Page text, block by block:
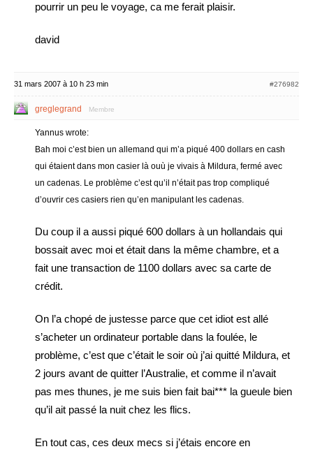
pourrir un peu le voyage, ca me ferait plaisir.
david
31 mars 2007 à 10 h 23 min #276982
greglegrand Membre
Yannus wrote:
Bah moi c’est bien un allemand qui m’a piqué 400 dollars en cash
qui étaient dans mon casier là ouù je vivais à Mildura, fermé avec
un cadenas. Le problème c’est qu’il n’était pas trop compliqué
d’ouvrir ces casiers rien qu’en manipulant les cadenas.
Du coup il a aussi piqué 600 dollars à un hollandais qui
bossait avec moi et était dans la même chambre, et a
fait une transaction de 1100 dollars avec sa carte de
crédit.
On l’a chopé de justesse parce que cet idiot est allé
s’acheter un ordinateur portable dans la foulée, le
problème, c’est que c’était le soir où j’ai quitté Mildura, et
2 jours avant de quitter l’Australie, et comme il n’avait
pas mes thunes, je me suis bien fait bai*** la gueule bien
qu’il ait passé la nuit chez les flics.
En tout cas, ces deux mecs si j’étais encore en